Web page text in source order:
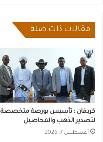
مقالات ذات صلة
كردفان : تأسيس بورصة متخصصة
لتصدير الذهب والمحاصيل
أغسطس 7, 2026